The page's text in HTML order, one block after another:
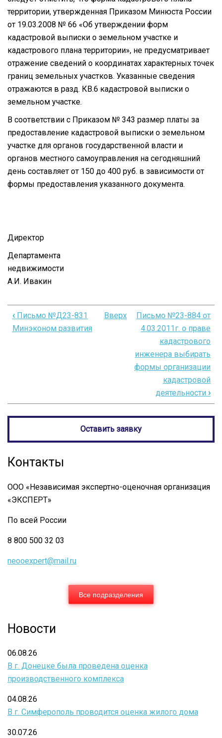
территории, утвержденная Приказом Минюста России
от 19.03.2008 № 66 «Об утверждении форм
кадастровой выписки о земельном участке и
кадастрового плана территории», не предусматривает
отражение сведений о координатах характерных точек
границ земельных участков. Указанные сведения
отражаются в разд. КВ.6 кадастровой выписки о
земельном участке.
В соответствии с Приказом № 343 размер платы за
предоставление кадастровой выписки о земельном
участке для органов государственной власти и
органов местного самоуправления на сегодняшний
день составляет от 150 до 400 руб. в зависимости от
формы предоставления указанного документа.
Директор
Департамента
А.И. Ивакин
Перекрёстные
№Д23-
772
О
порядке
предоставления
в
государственный
недвижимости
‹ Письмо №Д23-831
Минэконом развития
Вверх
Письмо №23-884 от
4.03.2011г. о праве
кадастрового
инженера выбирать
формы организации
кадастровой
деятельности ›
Оставить заявку
Контакты
ООО «Независимая экспертно-оценочная организация
«ЭКСПЕРТ»
По всей России
8 800 500 32 03
neooexpert@mail.ru
Все подразделения
Новости
06.08.26
В г. Донецке была проведена оценка
производственного комплекса
04.08.26
В г. Симферополь проводится оценка жилого дома
30.07.26